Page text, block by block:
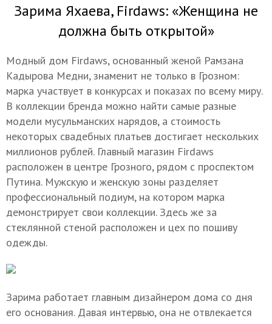
Зарима Яхаева, Firdaws: «Женщина не
должна быть открытой»
Модный дом Firdaws, основанный женой Рамзана
Кадырова Медни, знаменит не только в Грозном:
марка участвует в конкурсах и показах по всему миру.
В коллекции бренда можно найти самые разные
модели мусульманских нарядов, а стоимость
некоторых свадебных платьев достигает нескольких
миллионов рублей. Главный магазин Firdaws
расположен в центре Грозного, рядом с проспектом
Путина. Мужскую и женскую зоны разделяет
профессиональный подиум, на котором марка
демонстрирует свои коллекции. Здесь же за
стеклянной стеной расположен и цех по пошиву
одежды.
Зарима работает главным дизайнером дома со дня
его основания. Давая интервью, она не отвлекается